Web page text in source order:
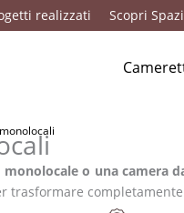
realizzati Scopri
o una camera
trasformare